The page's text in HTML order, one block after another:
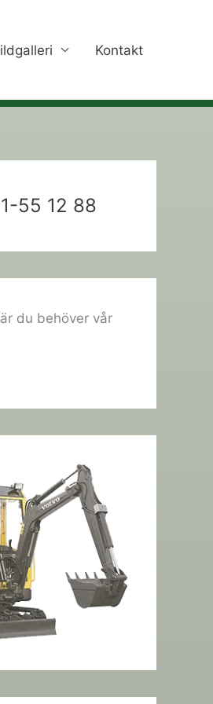
Kontakt
55 12 88
du behöver vår